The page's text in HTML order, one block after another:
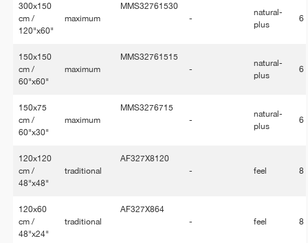
300x150
cm /
120"x60"
maximum
MMS32761530
-
natural-
plus
6
150x150
cm /
60"x60"
maximum
MMS32761515
-
natural-
plus
6
150x75
cm /
60"x30"
maximum
MMS3276715
-
natural-
plus
6
120x120
cm /
48"x48"
traditional
AF327X8120
-
feel 8
120x60
cm /
48"x24"
traditional
AF327X864
-
feel 8